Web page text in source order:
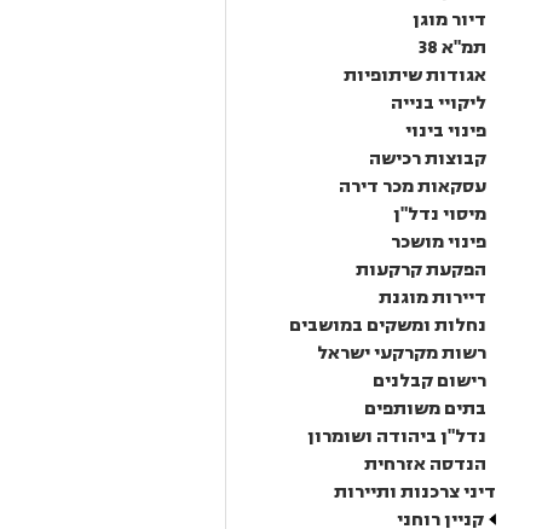
דיור מוגן
תמ"א 38
אגודות שיתופיות
ליקויי בנייה
פינוי בינוי
קבוצות רכישה
עסקאות מכר דירה
מיסוי נדל"ן
פינוי מושכר
הפקעת קרקעות
דיירות מוגנת
נחלות ומשקים במושבים
רשות מקרקעי ישראל
רישום קבלנים
בתים משותפים
נדל"ן ביהודה ושומרון
הנדסה אזרחית
דיני צרכנות ותיירות
קניין רוחני